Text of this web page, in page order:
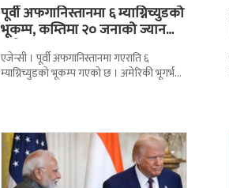
पूर्वी अफगानिस्तानमा ६ म्याग्निच्युडको
भूकम्प, कम्तिमा २० जनाको ज्यान
गयो
एजेन्सी । पूर्वी अफगानिस्तानमा गएराति ६
म्याग्निच्युडको भूकम्प गएको छ । अमेरिकी भूगर्भ